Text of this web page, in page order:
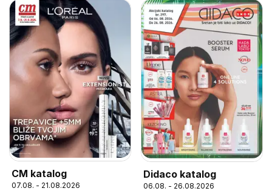
CM katalog
07.08. - 21.08.2026
Didaco katalog
06.08. - 26.08.2026